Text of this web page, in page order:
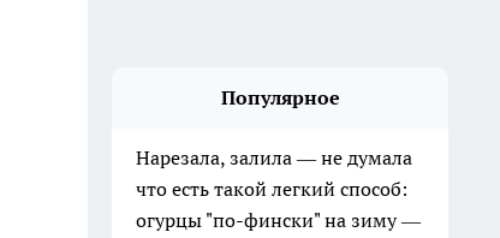
Популярное
Нарезала, залила — не думала
что есть такой легкий способ:
огурцы "по-фински" на зиму —